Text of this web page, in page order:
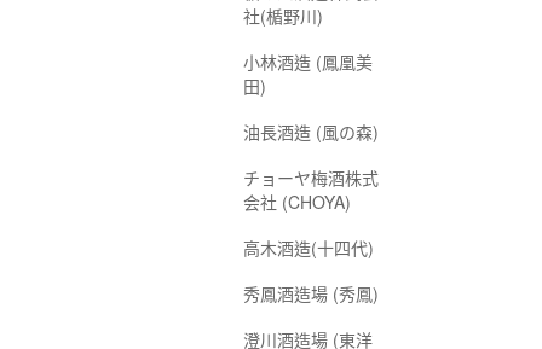
社(楯野川)
小林酒造 (鳳凰美
田)
油長酒造 (風の森)
チョーヤ梅酒株式
会社 (CHOYA)
高木酒造(十四代)
秀鳳酒造場 (秀鳳)
澄川酒造場 (東洋